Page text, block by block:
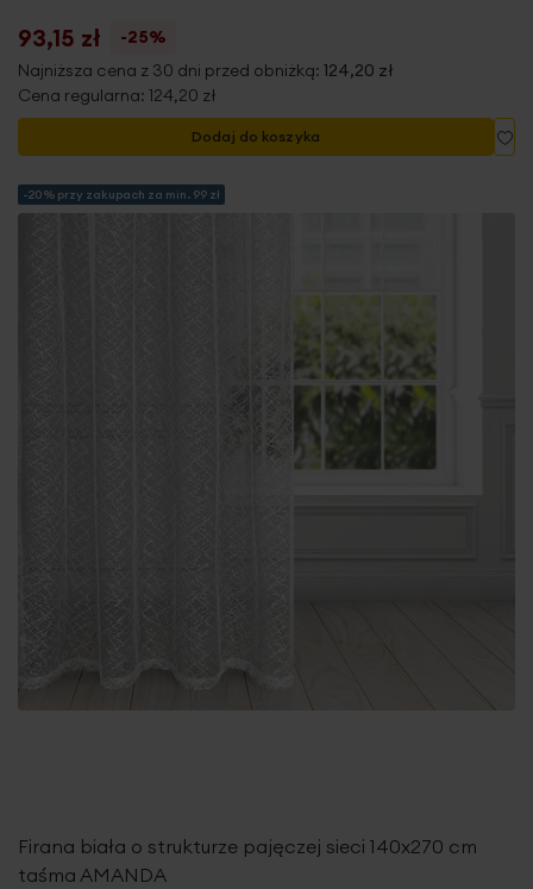
93,15 zł
-25%
Najniższa cena z 30 dni przed obniżką: 124,20 zł
Cena regularna: 124,20 zł
Dodaj do koszyka
-20% przy zakupach za min. 99 zł
Firana biała o strukturze pajęczej sieci 140x270 cm
taśma AMANDA